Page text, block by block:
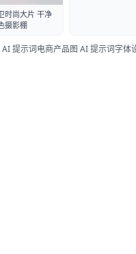
时尚大片 干净
摄影棚
提示词电商产品图 AI 提示词字体